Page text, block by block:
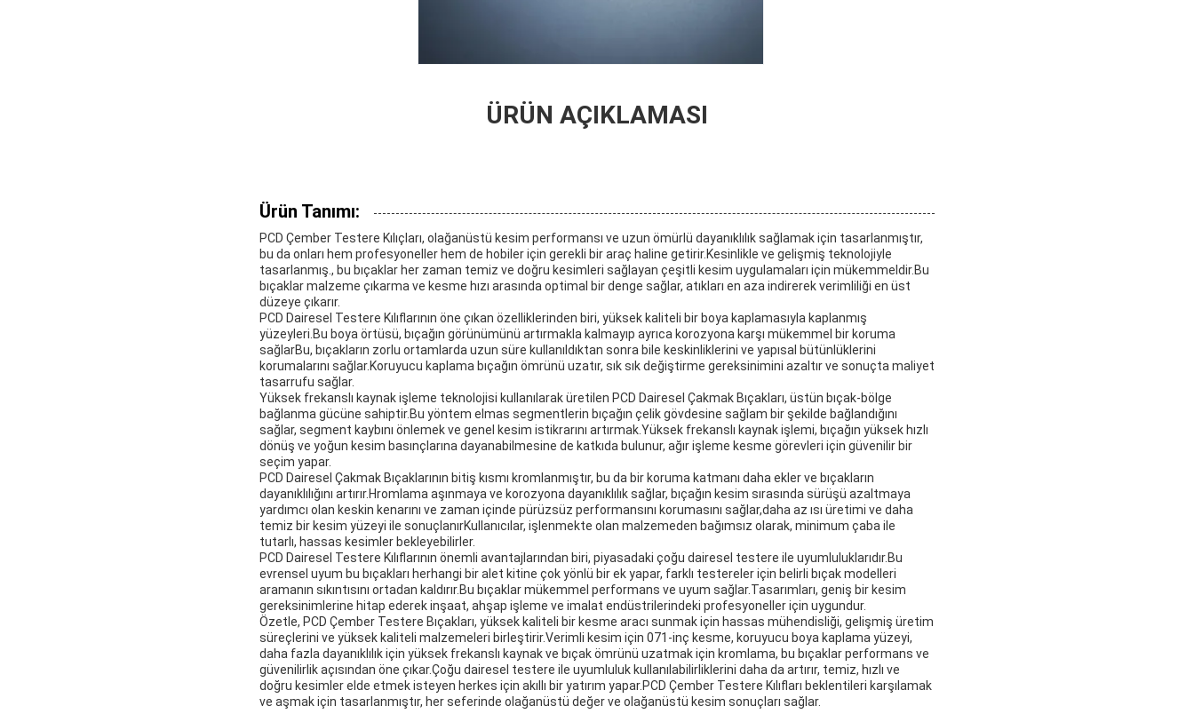
ÜRÜN AÇIKLAMASI
Ürün Tanımı:
PCD Çember Testere Kılıçları, olağanüstü kesim performansı ve uzun ömürlü dayanıklılık sağlamak için tasarlanmıştır,
bu da onları hem profesyoneller hem de hobiler için gerekli bir araç haline getirir.Kesinlikle ve gelişmiş teknolojiyle
tasarlanmış., bu bıçaklar her zaman temiz ve doğru kesimleri sağlayan çeşitli kesim uygulamaları için mükemmeldir.Bu
bıçaklar malzeme çıkarma ve kesme hızı arasında optimal bir denge sağlar, atıkları en aza indirerek verimliliği en üst
düzeye çıkarır.
PCD Dairesel Testere Kılıflarının öne çıkan özelliklerinden biri, yüksek kaliteli bir boya kaplamasıyla kaplanmış
yüzeyleri.Bu boya örtüsü, bıçağın görünümünü artırmakla kalmayıp ayrıca korozyona karşı mükemmel bir koruma
sağlarBu, bıçakların zorlu ortamlarda uzun süre kullanıldıktan sonra bile keskinliklerini ve yapısal bütünlüklerini
korumalarını sağlar.Koruyucu kaplama bıçağın ömrünü uzatır, sık sık değiştirme gereksinimini azaltır ve sonuçta maliyet
tasarrufu sağlar.
Yüksek frekanslı kaynak işleme teknolojisi kullanılarak üretilen PCD Dairesel Çakmak Bıçakları, üstün bıçak-bölge
bağlanma gücüne sahiptir.Bu yöntem elmas segmentlerin bıçağın çelik gövdesine sağlam bir şekilde bağlandığını
sağlar, segment kaybını önlemek ve genel kesim istikrarını artırmak.Yüksek frekanslı kaynak işlemi, bıçağın yüksek hızlı
dönüş ve yoğun kesim basınçlarına dayanabilmesine de katkıda bulunur, ağır işleme kesme görevleri için güvenilir bir
seçim yapar.
PCD Dairesel Çakmak Bıçaklarının bitiş kısmı kromlanmıştır, bu da bir koruma katmanı daha ekler ve bıçakların
dayanıklılığını artırır.Hromlama aşınmaya ve korozyona dayanıklılık sağlar, bıçağın kesim sırasında sürüşü azaltmaya
yardımcı olan keskin kenarını ve zaman içinde pürüzsüz performansını korumasını sağlar,daha az ısı üretimi ve daha
temiz bir kesim yüzeyi ile sonuçlanırKullanıcılar, işlenmekte olan malzemeden bağımsız olarak, minimum çaba ile
tutarlı, hassas kesimler bekleyebilirler.
PCD Dairesel Testere Kılıflarının önemli avantajlarından biri, piyasadaki çoğu dairesel testere ile uyumluluklarıdır.Bu
evrensel uyum bu bıçakları herhangi bir alet kitine çok yönlü bir ek yapar, farklı testereler için belirli bıçak modelleri
aramanın sıkıntısını ortadan kaldırır.Bu bıçaklar mükemmel performans ve uyum sağlar.Tasarımları, geniş bir kesim
gereksinimlerine hitap ederek inşaat, ahşap işleme ve imalat endüstrilerindeki profesyoneller için uygundur.
Özetle, PCD Çember Testere Bıçakları, yüksek kaliteli bir kesme aracı sunmak için hassas mühendisliği, gelişmiş üretim
süreçlerini ve yüksek kaliteli malzemeleri birleştirir.Verimli kesim için 071-inç kesme, koruyucu boya kaplama yüzeyi,
daha fazla dayanıklılık için yüksek frekanslı kaynak ve bıçak ömrünü uzatmak için kromlama, bu bıçaklar performans ve
güvenilirlik açısından öne çıkar.Çoğu dairesel testere ile uyumluluk kullanılabilirliklerini daha da artırır, temiz, hızlı ve
doğru kesimler elde etmek isteyen herkes için akıllı bir yatırım yapar.PCD Çember Testere Kılıfları beklentileri karşılamak
ve aşmak için tasarlanmıştır, her seferinde olağanüstü değer ve olağanüstü kesim sonuçları sağlar.